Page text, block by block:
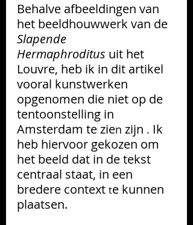
Behalve afbeeldingen van
het beeldhouwwerk van de
Slapende
Hermaphroditus uit het
Louvre, heb ik in dit artikel
vooral kunstwerken
opgenomen die niet op de
tentoonstelling in
Amsterdam te zien zijn . Ik
heb hiervoor gekozen om
het beeld dat in de tekst
centraal staat, in een
bredere context te kunnen
plaatsen.